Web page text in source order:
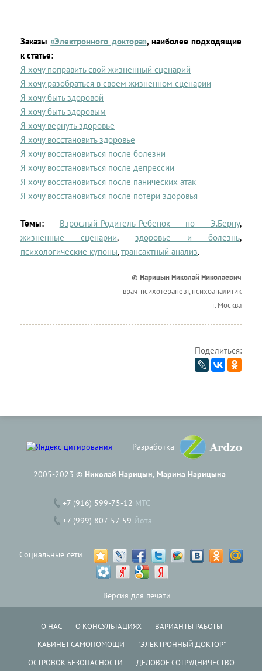
Заказы«Электронного доктора», наиболее подходящие
к статье:
Я хочу поправить свой жизненный сценарий
Я хочу разобраться в своем жизненном сценарии
Я хочу быть здоровой
Я хочу быть здоровым
Я хочу вернуть здоровье
Я хочу восстановить здоровье
Я хочу восстановиться после болезни
Я хочу восстановиться после депрессии
Я хочу восстановиться после панических атак
Я хочу восстановиться после потери здоровья
Темы: Взрослый-Родитель-Ребенок по Э.Берну,
жизненные сценарии, здоровье и болезнь,
психологические купоны,трансактный анализ.
© Нарицын Николай Николаевич
врач-психотерапевт, психоаналитик
г. Москва
Поделиться:
Разработка
2005-2023 © Николай Нарицын, Марина Нарицына
+7 (916) 599-75-12 МТС
+7 (999) 807-57-59 Йота
Социальные сети
Версия для печати
О НАС О КОНСУЛЬТАЦИЯХ
ВАРИАНТЫ РАБОТЫ
КАБИНЕТ САМОПОМОЩИ
"ЭЛЕКТРОННЫЙ ДОКТОР"
ОСТРОВОК БЕЗОПАСНОСТИ
ДЕЛОВОЕ СОТРУДНИЧЕСТВО